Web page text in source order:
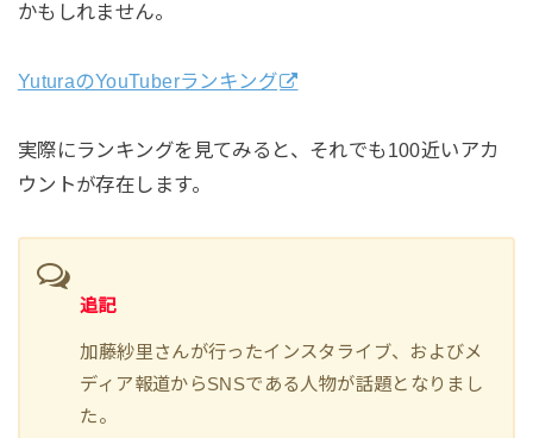
かもしれません。
YuturaのYouTuberランキング
実際にランキングを見てみると、それでも100近いアカ
ウントが存在します。
追記
加藤紗里さんが行ったインスタライブ、およびメ
ディア報道からSNSである人物が話題となりまし
た。